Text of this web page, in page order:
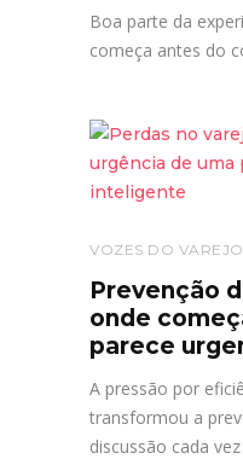
Boa parte da
começa antes do
VOZES DO VAREJO
Prevenção
onde
parece
A pressão por
transformou a
discussão cada